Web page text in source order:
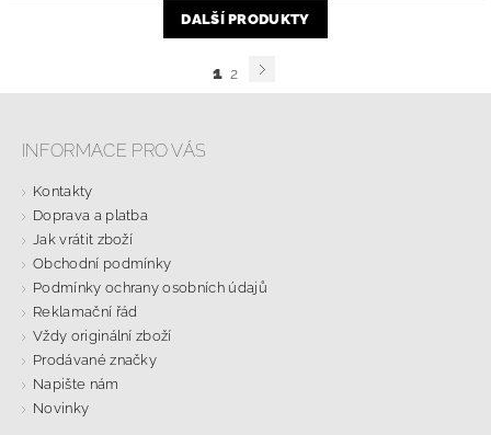
DALŠÍ PRODUKTY
1 2
INFORMACE PRO VÁS
Kontakty
Doprava a platba
Jak vrátit zboží
Obchodní podmínky
Podmínky ochrany osobních údajů
Reklamační řád
Vždy originální zboží
Prodávané značky
Napište nám
Novinky